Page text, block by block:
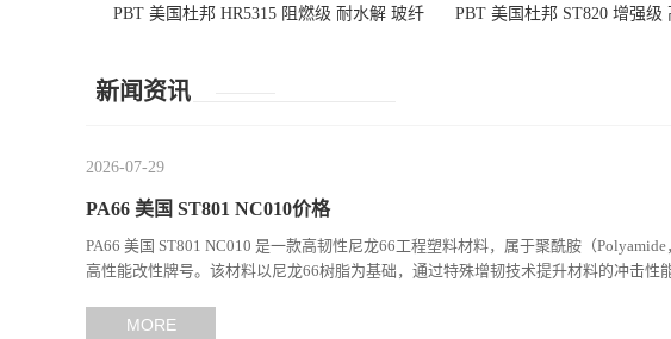
PBT 美国杜邦 HR5315 阻燃级 耐水解 玻纤
PBT 美国杜邦 ST820 增强级
新闻资讯
2026-07-29
PA66 美国 ST801 NC010价格
PA66 美国 ST801 NC010 是一款高韧性尼龙66工程塑料材料，属于聚酰胺（Polyamide
高性能改性牌号。该材料以尼龙66树脂为基础，通过特殊增韧技术提升材料的冲击性
MORE